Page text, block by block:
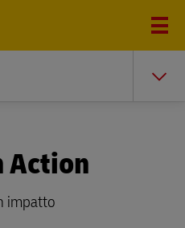
Action
impatto